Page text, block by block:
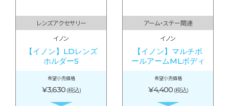
レンズアクセサリー
イノン
【イノン】LDレンズ
ホルダーS
希望小売価格
¥3,630 (税込)
アーム・ステー関連
イノン
【イノン】マルチボ
ールアームMLボディ
希望小売価格
¥4,400 (税込)